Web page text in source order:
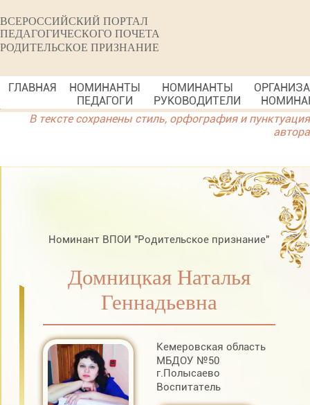
ВСЕРОССИЙСКИЙ ПОРТАЛ
ПЕДАГОГИЧЕСКОГО ПОЧЕТА
РОДИТЕЛЬСКОЕ ПРИЗНАНИЕ
ГЛАВНАЯ
НОМИНАНТЫ
ПЕДАГОГИ
НОМИНАНТЫ
РУКОВОДИТЕЛИ
В тексте сохранены стиль, орфография и пунктуация
автора
Номинант ВПОИ "Родительское признание"
Домницкая Наталья
Геннадьевна
Кемеровская область
МБДОУ №50
г.Полысаево
Воспитатель